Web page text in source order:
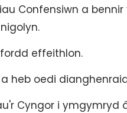
Confensiwn a
effeithlon.
heb oedi
Cyngor i ymgymryd